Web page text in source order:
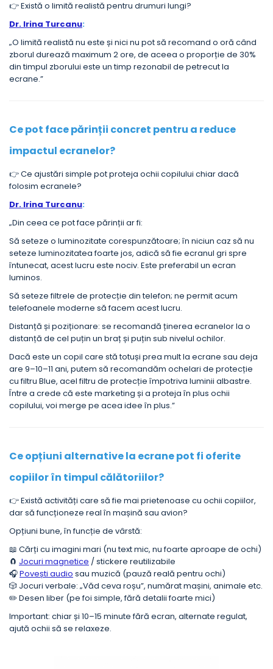
👉 Există o limită realistă pentru drumuri lungi?
Dr. Irina Turcanu:
„O limită realistă nu este și nici nu pot să recomand o oră când
zborul durează maximum 2 ore, de aceea o proporție de 30%
din timpul zborului este un timp rezonabil de petrecut la
ecrane.”
Ce pot face părinții concret pentru a reduce
impactul ecranelor?
👉 Ce ajustări simple pot proteja ochii copilului chiar dacă
folosim ecranele?
Dr. Irina Turcanu:
„Din ceea ce pot face părinții ar fi:
Să seteze o luminozitate corespunzătoare; în niciun caz să nu
seteze luminozitatea foarte jos, adică să fie ecranul gri spre
întunecat, acest lucru este nociv. Este preferabil un ecran
luminos.
Să seteze filtrele de protecție din telefon; ne permit acum
telefoanele moderne să facem acest lucru.
Distanță și poziționare: se recomandă ținerea ecranelor la o
distanță de cel puțin un braț și puțin sub nivelul ochilor.
Dacă este un copil care stă totuși prea mult la ecrane sau deja
are 9–10–11 ani, putem să recomandăm ochelari de protecție
cu filtru Blue, acel filtru de protecție împotriva luminii albastre.
Între a crede că este marketing și a proteja în plus ochii
copilului, voi merge pe acea idee în plus.”
Ce opțiuni alternative la ecrane pot fi oferite
copiilor în timpul călătoriilor?
👉 Există activități care să fie mai prietenoase cu ochii copiilor,
dar să funcționeze real în mașină sau avion?
Opțiuni bune, în funcție de vârstă:
📖 Cărți cu imagini mari (nu text mic, nu foarte aproape de ochi)
🧲 Jocuri magnetice / stickere reutilizabile
🎧Povești audio sau muzică (pauză reală pentru ochi)
🎲 Jocuri verbale: „Văd ceva roșu”, numărat mașini, animale etc.
✏️ Desen liber (pe foi simple, fără detalii foarte mici)
Important: chiar și 10–15 minute fără ecran, alternate regulat,
ajută ochii să se relaxeze.